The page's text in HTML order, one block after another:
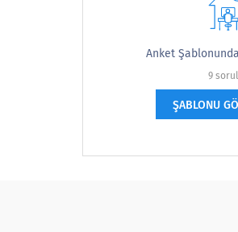
10
Evde verimli
Anket
9
ŞABLONU